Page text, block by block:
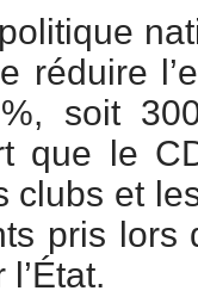
réduire
soit
que le
clubs et
pris lors